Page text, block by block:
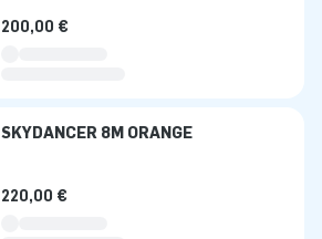
200,00 €
SKYDANCER 8M ORANGE
220,00 €